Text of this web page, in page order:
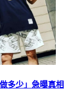
多少」急曝真相